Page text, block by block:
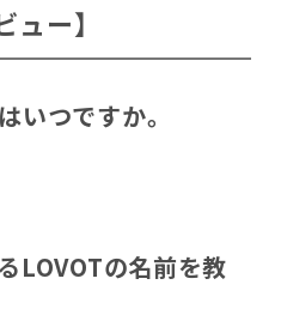
ュー】
つですか。
LOVOTの名前を教